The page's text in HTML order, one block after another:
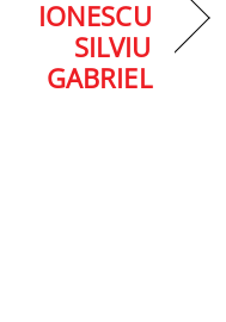
IONESCU
SILVIU
GABRIEL